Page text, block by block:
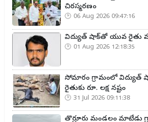
చిరస్మరణం
06 Aug 2026 09:47:16
విద్యుత్ షాక్‌తో యువ రైతు
01 Aug 2026 12:18:35
సోమారం గ్రామంలో విద్యుత్
రైతుకు రూ. లక్ష నష్టం
31 Jul 2026 09:11:38
తొర్రూరు మండలం మాటేడు